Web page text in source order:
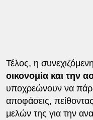
Τέλος, η συνεχιζόμενη
οικονομία και την
υποχρεώνουν να
αποφάσεις,
μελών της για την